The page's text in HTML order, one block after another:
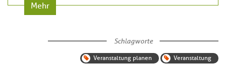
Mehr
Schlagworte
Veranstaltung planen Veranstaltung